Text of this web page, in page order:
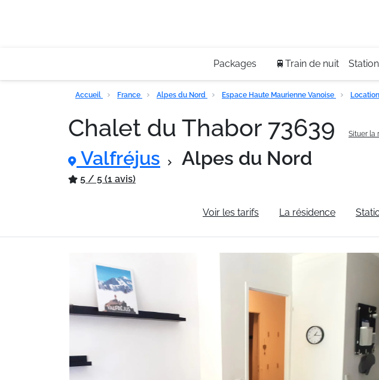
Packages 🚆Train de nuit
Accueil France Alpes du Nord Espace Haute Maurienne Vanoise
Chalet du Thabor 73639 Situer la
Valfréjus Alpes du Nord
5 / 5 (1 avis)
Voir les tarifs La résidence